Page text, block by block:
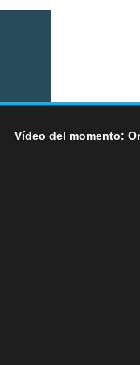
Vídeo del momento: